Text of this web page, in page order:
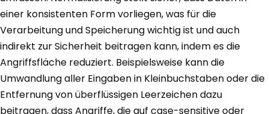
einer konsistenten Form vorliegen, was für die
Verarbeitung und Speicherung wichtig ist und auch
indirekt zur Sicherheit beitragen kann, indem es die
Angriffsfläche reduziert. Beispielsweise kann die
Umwandlung aller Eingaben in Kleinbuchstaben oder die
Entfernung von überflüssigen Leerzeichen dazu
beitragen, dass Angriffe, die auf case-sensitive oder